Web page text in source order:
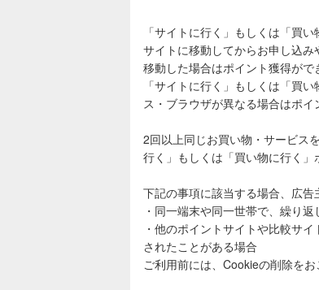
「サイトに行く」もしくは「買
サイトに移動してからお申し込
移動した場合はポイント獲得がで
「サイトに行く」もしくは「買
ス・ブラウザが異なる場合はポイ
2回以上同じお買い物・サービス
行く」もしくは「買い物に行く」
下記の事項に該当する場合、広告
・同一端末や同一世帯で、繰り
・他のポイントサイトや比較サ
されたことがある場合
ご利用前には、Cookieの削除を